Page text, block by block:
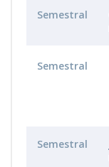
Semestral
Semestral
Semestral